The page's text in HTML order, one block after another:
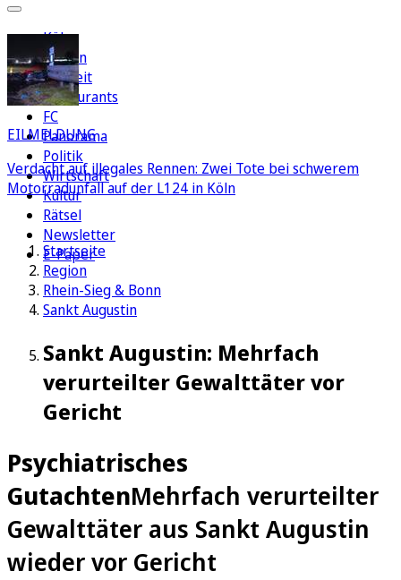
Köln
Region
Freizeit
Restaurants
FC
Panorama
Politik
Wirtschaft
Kultur
Rätsel
Newsletter
E-Paper
EILMELDUNG
Verdacht auf illegales Rennen: Zwei Tote bei schwerem
Motorradunfall auf der L124 in Köln
Startseite
Region
Rhein-Sieg & Bonn
Sankt Augustin
Sankt Augustin: Mehrfach
verurteilter Gewalttäter vor
Gericht
Psychiatrisches
GutachtenMehrfach verurteilter
Gewalttäter aus Sankt Augustin
wieder vor Gericht